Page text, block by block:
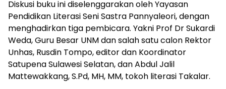
Diskusi buku ini diselenggarakan oleh Yayasan
Pendidikan Literasi Seni Sastra Pannyaleori, dengan
menghadirkan tiga pembicara. Yakni Prof Dr Sukardi
Weda, Guru Besar UNM dan salah satu calon Rektor
Unhas, Rusdin Tompo, editor dan Koordinator
Satupena Sulawesi Selatan, dan Abdul Jalil
Mattewakkang, S.Pd, MH, MM, tokoh literasi Takalar.